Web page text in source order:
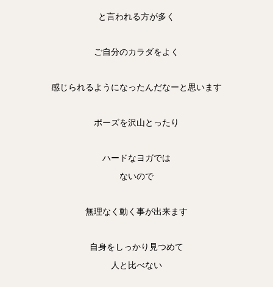
と言われる方が多く
ご自分のカラダをよく
感じられるようになったんだなーと思います
ポーズを沢山とったり
ハードなヨガでは
ないので
無理なく動く事が出来ます
自身をしっかり見つめて
人と比べない